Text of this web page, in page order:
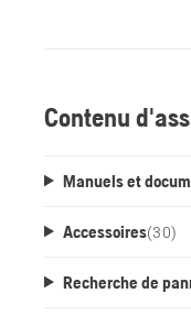
Contenu
Manuels et
Accessoires(30)
Recherche de